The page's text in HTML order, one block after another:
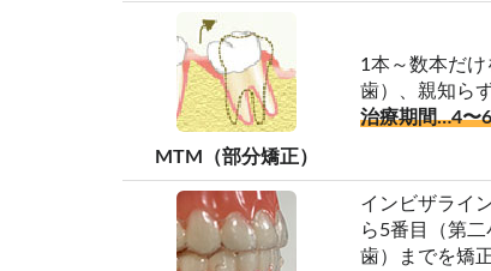
MTM（部分矯正）
1本～数本だ
歯）、親知ら
治療期間…4〜
インビザライ
ら5番目（第
歯）までを矯